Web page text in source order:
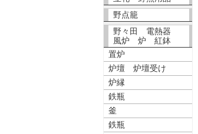
野点籠
野々田 電熱器
風炉 炉 紅鉢
置炉
炉壇 炉壇受け
炉縁
鉄瓶
釜
鉄瓶